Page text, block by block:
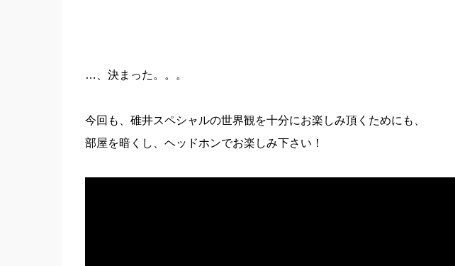
…、決まった。。。
今回も、碓井スペシャルの世界観を十分にお楽しみ頂くためにも、
部屋を暗くし、ヘッドホンでお楽しみ下さい！